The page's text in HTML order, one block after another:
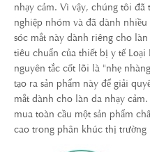
nhạy cảm. Vì vậy, chúng tôi
nghiệp nhóm và đã dành
sóc mắt này dành riêng cho
tiêu chuẩn của thiết bị y tế
nguyên tắc cốt lõi là "nhẹ
tạo ra sản phẩm này để giải
mắt dành cho làn da nhạy
mua toàn cầu một sản phẩm
cao trong phân khúc thị trường